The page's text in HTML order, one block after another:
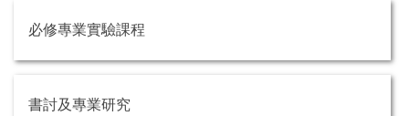
必修專業實驗課程
書討及專業研究